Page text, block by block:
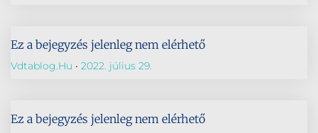
Ez a bejegyzés jelenleg nem elérhető
Vdtablog.hu 2022. július 29.
Ez a bejegyzés jelenleg nem elérhető